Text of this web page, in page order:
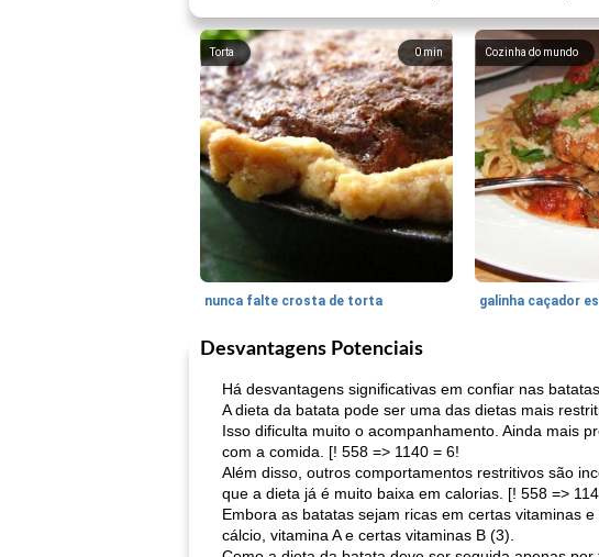
0min
Torta
nunca falte crosta de torta
Cozinha do mundo
galinha caçador
Desvantagens Potenciais
Há desvantagens significativas em confiar nas
A dieta da batata pode ser uma das dietas mais
Isso dificulta muito o acompanhamento. Ainda mais
com a comida. [! 558 => 1140 = 6!
Além disso, outros comportamentos restritivos são
que a dieta já é muito baixa em calorias. [! 558 =>
Embora as batatas sejam ricas em certas vitaminas
cálcio, vitamina A e certas vitaminas B (3).